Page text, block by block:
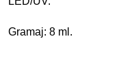
Gramaj: 8 ml.